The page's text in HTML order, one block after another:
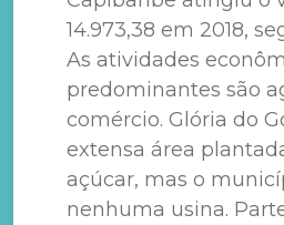
14.973,38 em 2018,
As atividades
predominantes são
comércio. Glória do
extensa área
açúcar, mas o
nenhuma usina.